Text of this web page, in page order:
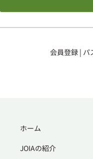
会員登録 | パ
ホーム
JOIAの紹介